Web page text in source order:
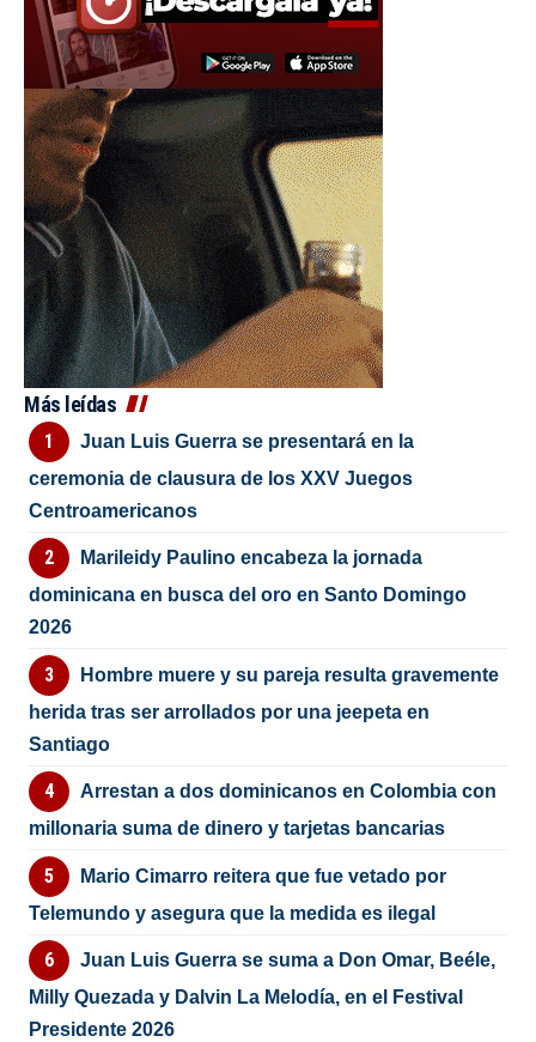
Más leídas
Juan Luis Guerra se presentará en la
ceremonia de clausura de los XXV Juegos
Centroamericanos
Marileidy Paulino encabeza la jornada
dominicana en busca del oro en Santo Domingo
2026
Hombre muere y su pareja resulta gravemente
herida tras ser arrollados por una jeepeta en
Santiago
Arrestan a dos dominicanos en Colombia con
millonaria suma de dinero y tarjetas bancarias
Mario Cimarro reitera que fue vetado por
Telemundo y asegura que la medida es ilegal
Juan Luis Guerra se suma a Don Omar, Beéle,
Milly Quezada y Dalvin La Melodía, en el Festival
Presidente 2026